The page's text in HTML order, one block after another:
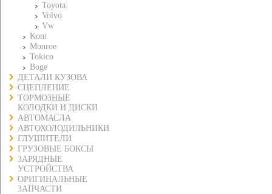
Toyota
Volvo
Vw
Koni
Monroe
Tokico
Boge
ДЕТАЛИ КУЗОВА
СЦЕПЛЕНИЕ
ТОРМОЗНЫЕ
КОЛОДКИ И ДИСКИ
АВТОМАСЛА
АВТОХОЛОДИЛЬНИКИ
ГЛУШИТЕЛИ
ГРУЗОВЫЕ БОКСЫ
ЗАРЯДНЫЕ
УСТРОЙСТВА
ОРИГИНАЛЬНЫЕ
ЗАПЧАСТИ